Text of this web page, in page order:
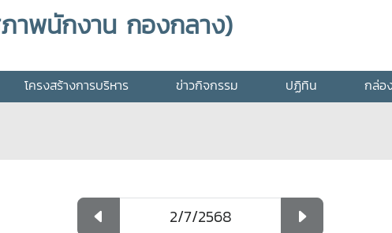
าพนักงาน กองกลาง)
โครงสร้างการบริหาร ข่าวกิจกรรม ปฏิทิน กล่อ